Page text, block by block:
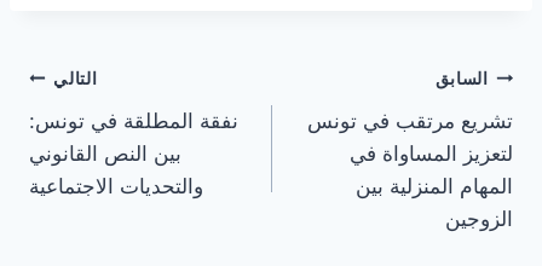
تصفّح
المقالات
السابق
تشريع مرتقب في تونس
لتعزيز المساواة في
المهام المنزلية بين
الزوجين
التالي
نفقة المطلقة في تونس:
بين النص القانوني
والتحديات الاجتماعية